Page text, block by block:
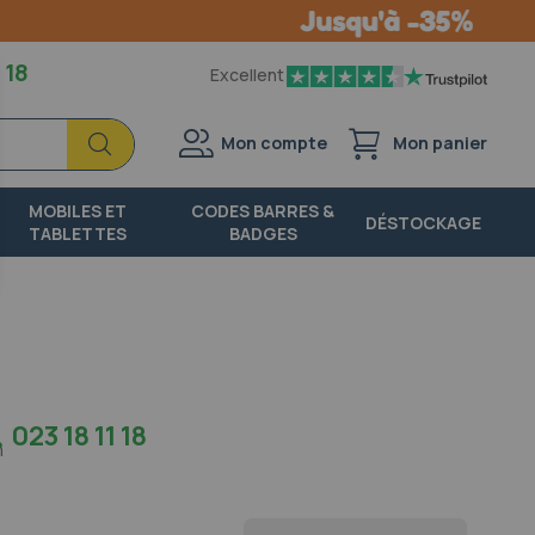
18 Excellent
Chercher
Chercher
Mon compte Mon panier
MOBILES ET
TABLETTES
CODES BARRES &
BADGES
DÉSTOCKAGE
023 18 11 18